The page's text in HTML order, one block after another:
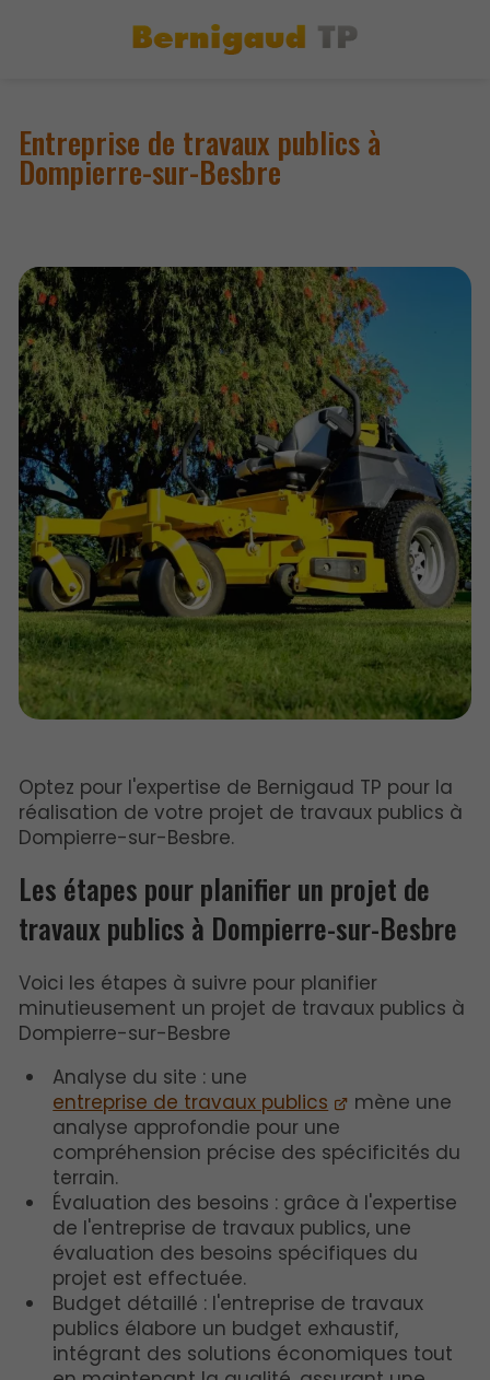
Entreprise de travaux publics à
Dompierre-sur-Besbre
Optez pour l'expertise de Bernigaud TP pour la
réalisation de votre projet de travaux publics à
Dompierre-sur-Besbre.
Les étapes pour planifier un projet de
travaux publics à Dompierre-sur-Besbre
Voici les étapes à suivre pour planifier
minutieusement un projet de travaux publics à
Dompierre-sur-Besbre
Analyse du site : une
entreprise de travaux publics
mène une
analyse approfondie pour une
compréhension précise des spécificités du
terrain.
Évaluation des besoins : grâce à l'expertise
de l'entreprise de travaux publics, une
évaluation des besoins spécifiques du
projet est effectuée.
Budget détaillé : l'entreprise de travaux
publics élabore un budget exhaustif,
intégrant des solutions économiques tout